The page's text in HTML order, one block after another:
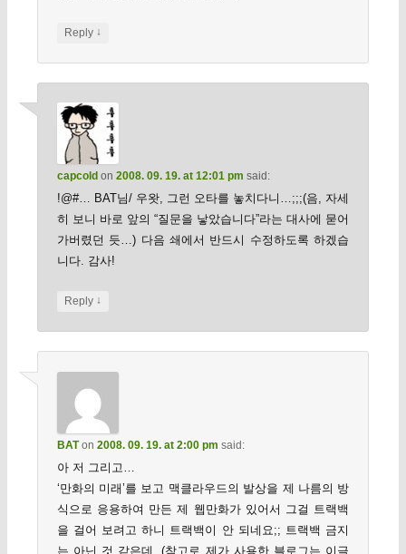
Reply ↓
capcold on 2008. 09. 19. at 12:01 pm said:
!@#… BAT님/ 우왓, 그런 오타를 놓치다니…;;;(음, 자세
히 보니 바로 앞의 “질문을 낳았습니다”라는 대사에 묻어
가버렸던 듯…) 다음 쇄에서 반드시 수정하도록 하겠습
니다. 감사!
Reply ↓
BATon 2008. 09. 19. at 2:00 pm said:
아 저 그리고…
‘만화의 미래’를 보고 맥클라우드의 발상을 제 나름의 방
식으로 응용하여 만든 제 웹만화가 있어서 그걸 트랙백
을 걸어 보려고 하니 트랙백이 안 되네요;; 트랙백 금지
는 아닌 것 같은데. (참고로 제가 사용한 블로그는 이글